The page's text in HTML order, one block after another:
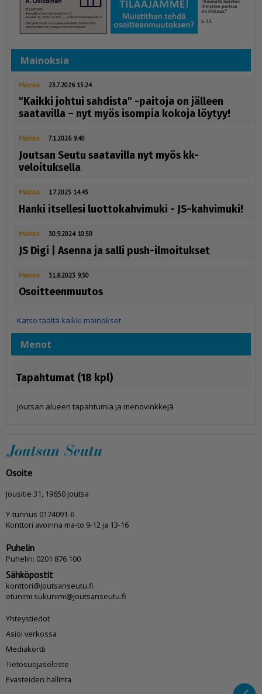
Mainoksia
Mainos 23.7.2026 15.24
"Kaikki johtui sahdista" -paitoja on jälleen
saatavilla – nyt myös isompia kokoja löytyy!
Mainos 7.1.2026 9.40
Joutsan Seutu saatavilla nyt myös kk-
veloituksella
Mainos 1.7.2025 14.45
Hanki itsellesi luottokahvimuki - JS-kahvimuki!
Mainos 30.9.2024 10.50
JS Digi | Asenna ja salli push-ilmoitukset
Mainos 31.8.2023 9.50
Osoitteenmuutos
Katso täältä kaikki mainokset
Menot
Tapahtumat (18 kpl)
Joutsan alueen tapahtumia ja menovinkkejä
Osoite
Jousitie 31, 19650 Joutsa
Y-tunnus 0174091-6
Konttori avoinna ma-to 9-12 ja 13-16
Puhelin
Puhelin: 0201 876 100
Sähköpostit
konttori@joutsanseutu.fi
etunimi.sukunimi@joutsanseutu.fi
Yhteystiedot
Asioi verkossa
Mediakortti
Tietosuojaseloste
Evästeiden hallinta